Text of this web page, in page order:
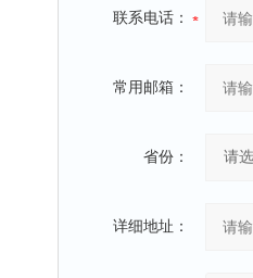
联系电话：
常用邮箱：
省份：
详细地址：